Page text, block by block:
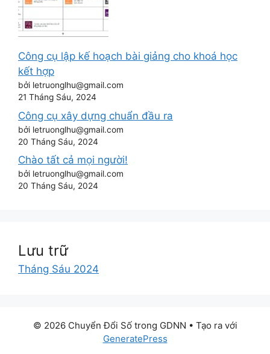
Công cụ lập kế hoạch bài giảng cho khoá học
kết hợp
bởi letruonglhu@gmail.com
21 Tháng Sáu, 2024
Công cụ xây dựng chuẩn đầu ra
bởi letruonglhu@gmail.com
20 Tháng Sáu, 2024
Chào tất cả mọi người!
bởi letruonglhu@gmail.com
20 Tháng Sáu, 2024
Lưu trữ
Tháng Sáu 2024
© 2026 Chuyển Đổi Số trong GDNN • Tạo ra với
GeneratePress